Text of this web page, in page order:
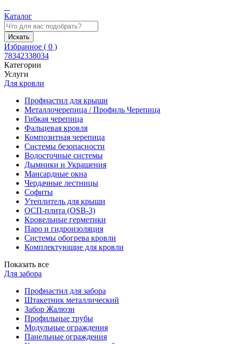
Каталог
Искать
Избранное ( 0 )
78342338034
Категории
Услуги
Для кровли
Профнастил для крыши
Металлочерепица / Профиль Черепица
Гибкая черепица
Фальцевая кровля
Композитная черепица
Системы безопасности
Водосточные системы
Дымники и Украшения
Мансардные окна
Чердачные лестницы
Софиты
Утеплитель для крыши
ОСП-плита (OSB-3)
Кровельные герметики
Паро и гидроизоляция
Системы обогрева кровли
Комплектующие для кровли
Показать все
Для забора
Профнастил для забора
Штакетник металлический
Забор Жалюзи
Профильные трубы
Модульные ограждения
Панельные ограждения